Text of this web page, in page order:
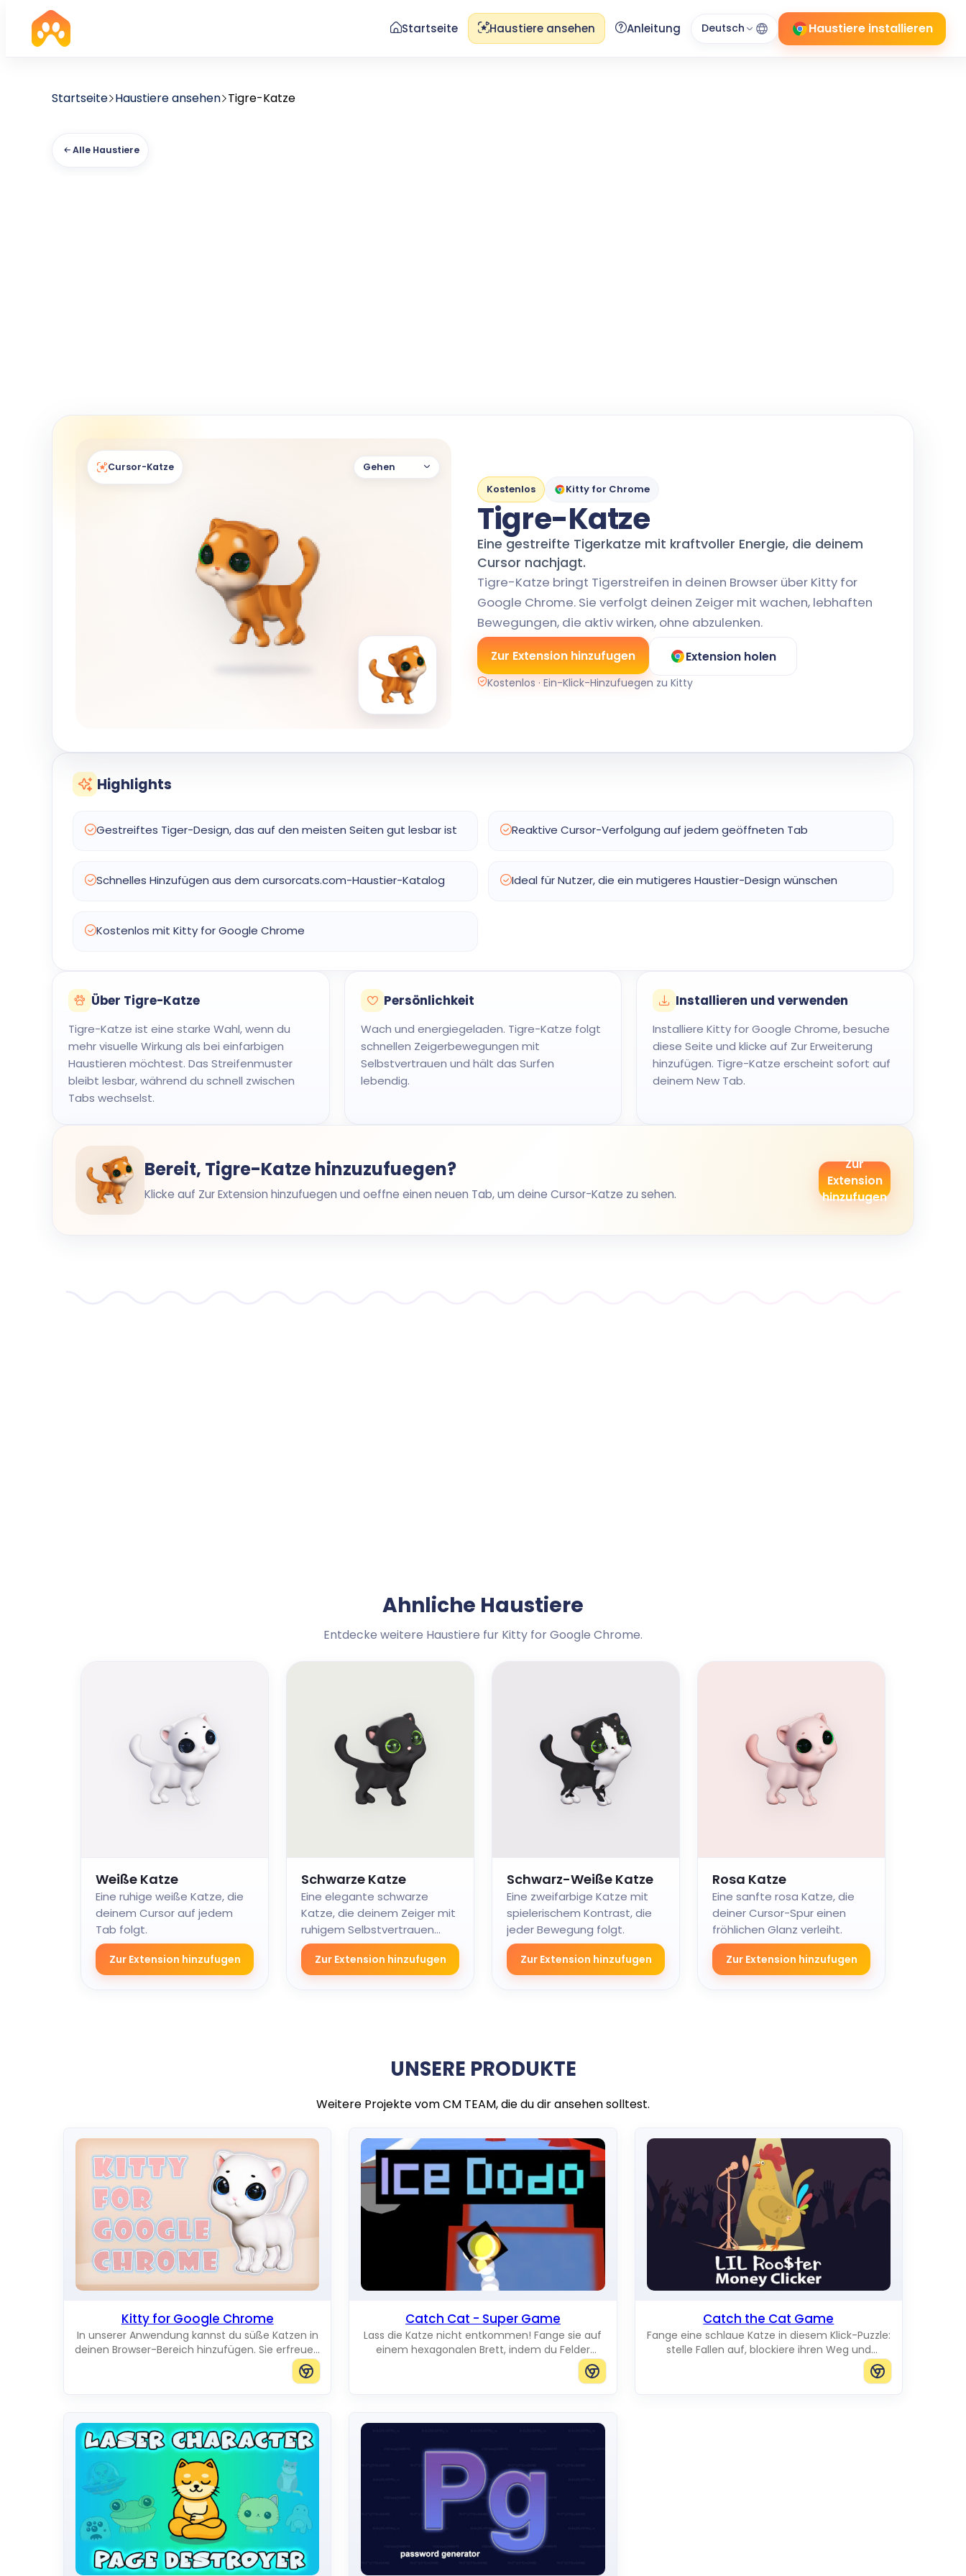
Startseite Haustiere ansehen Anleitung Deutsch Haustiere installieren
Startseite Haustiere ansehen Tigre-Katze
Alle Haustiere
Cursor-Katze Gehen
Kostenlos Kitty for Chrome
Tigre-Katze
Eine gestreifte Tigerkatze mit kraftvoller Energie, die deinem
Cursor nachjagt.
Tigre-Katze bringt Tigerstreifen in deinen Browser über Kitty for
Google Chrome. Sie verfolgt deinen Zeiger mit wachen, lebhaften
Bewegungen, die aktiv wirken, ohne abzulenken.
Zur Extension hinzufugen Extension holen
Kostenlos · Ein-Klick-Hinzufuegen zu Kitty
Highlights
Gestreiftes Tiger-Design, das auf den meisten Seiten gut lesbar ist Reaktive Cursor-Verfolgung auf jedem geöffneten Tab
Schnelles Hinzufügen aus dem cursorcats.com-Haustier-Katalog Ideal für Nutzer, die ein mutigeres Haustier-Design wünschen
Kostenlos mit Kitty for Google Chrome
Über Tigre-Katze
Tigre-Katze ist eine starke Wahl, wenn du
mehr visuelle Wirkung als bei einfarbigen
Haustieren möchtest. Das Streifenmuster
bleibt lesbar, während du schnell zwischen
Tabs wechselst.
Persönlichkeit
Wach und energiegeladen. Tigre-Katze folgt
schnellen Zeigerbewegungen mit
Selbstvertrauen und hält das Surfen
lebendig.
Installieren und verwenden
Installiere Kitty for Google Chrome, besuche
diese Seite und klicke auf Zur Erweiterung
hinzufügen. Tigre-Katze erscheint sofort auf
deinem New Tab.
Bereit, Tigre-Katze hinzuzufuegen?
Klicke auf Zur Extension hinzufuegen und oeffne einen neuen Tab, um deine Cursor-Katze zu sehen.
Zur
Extension
hinzufugen
Ahnliche Haustiere
Entdecke weitere Haustiere fur Kitty for Google Chrome.
Weiße Katze
Eine ruhige weiße Katze, die
deinem Cursor auf jedem
Tab folgt.
Zur Extension hinzufugen
Schwarze Katze
Eine elegante schwarze
Katze, die deinem Zeiger mit
ruhigem Selbstvertrauen
folgt.
Zur Extension hinzufugen
Schwarz-Weiße Katze
Eine zweifarbige Katze mit
spielerischem Kontrast, die
jeder Bewegung folgt.
Zur Extension hinzufugen
Rosa Katze
Eine sanfte rosa Katze, die
deiner Cursor-Spur einen
fröhlichen Glanz verleiht.
Zur Extension hinzufugen
UNSERE PRODUKTE
Weitere Projekte vom CM TEAM, die du dir ansehen solltest.
Kitty for Google Chrome
In unserer Anwendung kannst du süße Katzen in
deinen Browser-Bereich hinzufügen. Sie erfreuen
dich, während sie über den Bildschirm laufen. Du
kannst Katzen in jeder gewünschten Größe
Catch Cat - Super Game
Lass die Katze nicht entkommen! Fange sie auf
einem hexagonalen Brett, indem du Felder
verdunkelst und jeden Weg zum Rand blockierst.
Catch the Cat Game
Fange eine schlaue Katze in diesem Klick-Puzzle:
stelle Fallen auf, blockiere ihren Weg und
verhindere, dass sie den Rand des Bretts erreicht.